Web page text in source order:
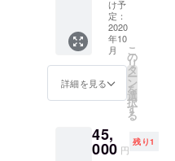
女だけ
のレア
チーズ
鯉焼き
を限定
で作り
ます！
ブラッ
クバス
け予
定：
2020
年10
月
詳細を見る
こ
の
リ
タ
ー
ン
を
選
択
す
る
45,
000 円
残り1